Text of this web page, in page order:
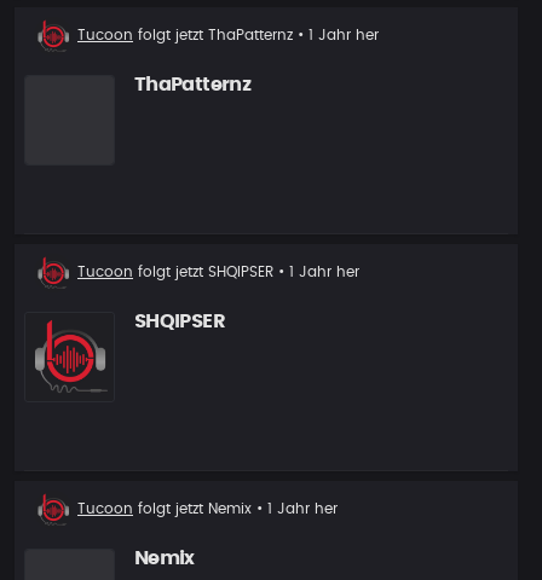
Neuer
Tucoon folgt jetzt ThaPatternz • 1 Jahr her
ThaPatternz
Neuer
Tucoon folgt jetzt SHQIPSER • 1 Jahr her
SHQIPSER
Neuer
Tucoon folgt jetzt Nemix • 1 Jahr her
Nemix